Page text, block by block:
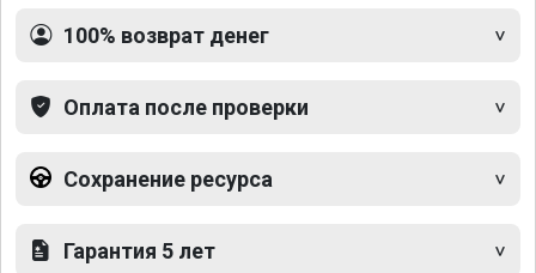
100% возврат денег
Оплата после проверки
Сохранение ресурса
Гарантия 5 лет